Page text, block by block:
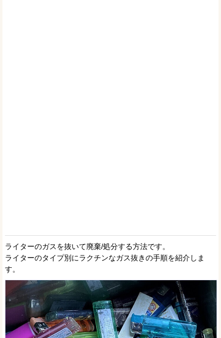
ライターのガスを抜いて廃棄/処分する方法です。
ライターのタイプ別にラクチンなガス抜きの手順を紹介しま
す。